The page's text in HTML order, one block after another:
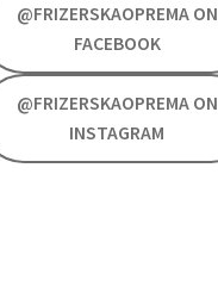
@FRIZERSKAOPREMA ON
FACEBOOK
@FRIZERSKAOPREMA ON
INSTAGRAM